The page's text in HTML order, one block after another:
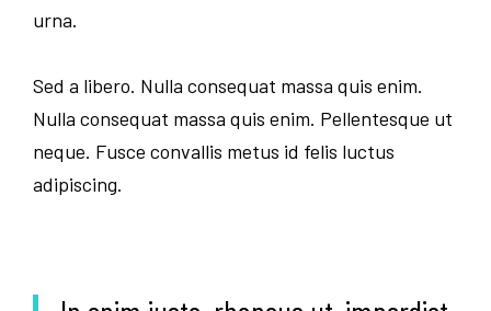
urna.
Sed a libero. Nulla consequat massa quis enim.
Nulla consequat massa quis enim. Pellentesque ut
neque. Fusce convallis metus id felis luctus
adipiscing.